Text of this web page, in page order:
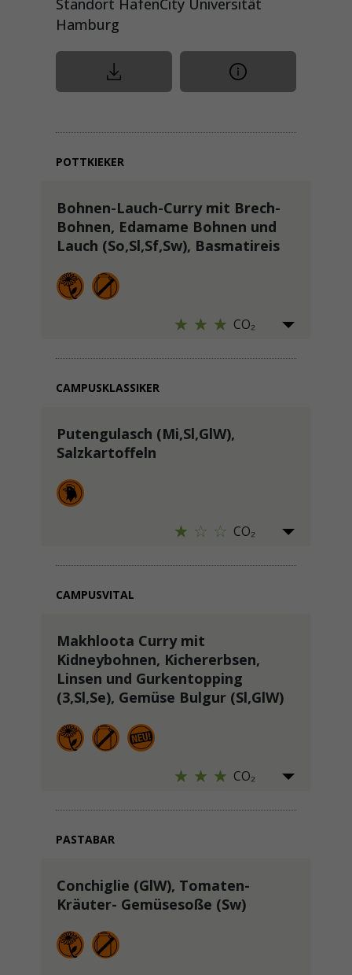
Standort HafenCity Universität
Hamburg
POTTKIEKER
Bohnen-Lauch-Curry mit Brech-
Bohnen, Edamame Bohnen und
Lauch (So,Sl,Sf,Sw), Basmatireis
CO₂
CAMPUSKLASSIKER
Putengulasch (Mi,Sl,GlW),
Salzkartoffeln
CO₂
CAMPUSVITAL
Makhloota Curry mit
Kidneybohnen, Kichererbsen,
Linsen und Gurkentopping
(3,Sl,Se), Gemüse Bulgur (Sl,GlW)
CO₂
PASTABAR
Conchiglie (GlW), Tomaten-
Kräuter- Gemüsesoße (Sw)